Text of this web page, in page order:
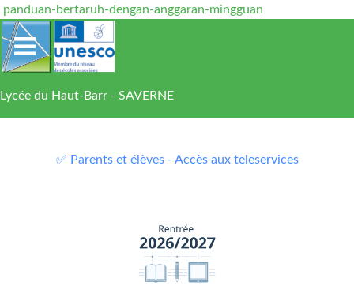
panduan-bertaruh-dengan-anggaran-mingguan
Lycée du Haut-Barr - SAVERNE
✅ Parents et élèves - Accès aux teleservices